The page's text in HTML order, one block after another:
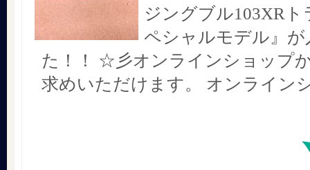
ジングブル103XR
ペシャルモデル』
た！！ ☆彡オンラインショップ
求めいただけます。 オンライン